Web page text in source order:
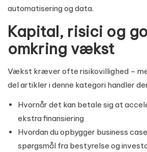
automatisering og data.
Kapital, risici og
omkring vækst
Vækst kræver ofte risikovillighed –
del artikler i denne kategori handler
Hvornår det kan betale sig at
ekstra finansiering
Hvordan du opbygger business
spørgsmål fra bestyrelse og